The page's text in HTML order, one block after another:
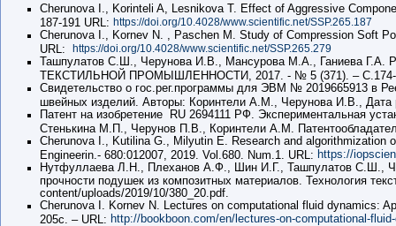
Cherunova I., Korinteli A, Lesnikova T. Effect of Aggressive
187-191 URL: https://doi.org/10.4028/www.scientific.net/SSP.265.187
Cherunova I., Kornev N. , Paschen M. Study of Compression Soft
URL: https://doi.org/10.4028/www.scientific.net/SSP.265.279
Ташпулатов С.Ш., Черунова И.В., Мансурова М.А., Ганиева Г.А.
ТЕКСТИЛЬНОЙ ПРОМЫШЛЕННОСТИ, 2017. - № 5 (371). – С.174-
Свидетельство о гос.рег.программы для ЭВМ № 2019665913 в
швейных изделий. Авторы: Коринтели А.М., Черунова И.В.,
Патент на изобретение RU 2694111 РФ. Экспериментальная
Стенькина М.П., Черунов П.В., Коринтели А.М.
Сherunova I., Kutilina G., Milyutin E. Research and algorithmization
Engineerin.- 680:012007, 2019. Vol.680. Num.1. URL: https://
Нутфуллаева Л.Н., Плеханов А.Ф., Шин И.Г., Ташпулатов С.Ш.,
прочности подушек из композитных материалов. Технология
content/uploads/2019/10/380_20.pdf.
Cherunova I. Kornev N. Lectures on computational fluid dynamics:
205c. – URL: http://bookboon.com/en/lectures-on-computational-